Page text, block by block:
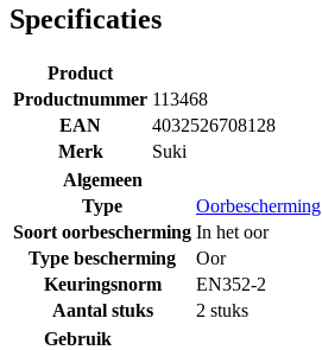
Specificaties
Product
Productnummer 113468
EAN
4032526708128
Merk
Suki
Algemeen
Type
Oorbescherming
Soort oorbescherming In het oor
Type bescherming
Oor
Keuringsnorm
EN352-2
Aantal stuks
2 stuks
Gebruik